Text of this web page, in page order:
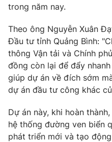
VTV Sức khoẻ
Thị trường 24h
VTV9
trong năm nay.
Theo ông Nguyễn Xuân
Đầu tư tỉnh Quảng Bình:
thông Vận tải và Chính
đồng còn lại để đẩy
giúp dự án về đích sớm
dự án đầu tư công khác
Dự án này, khi hoàn
hệ thống đường ven biển
phát triển mới và tạo